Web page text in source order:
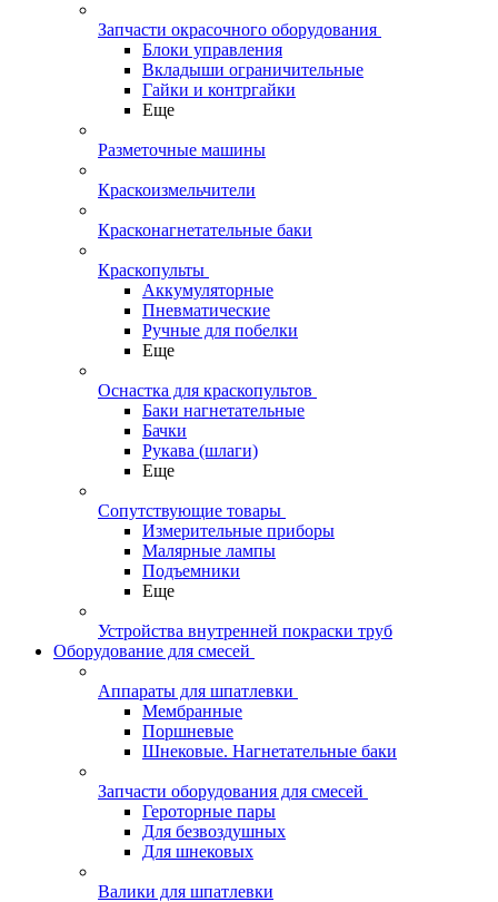
Запчасти окрасочного оборудования
Блоки управления
Вкладыши ограничительные
Гайки и контргайки
Еще
Разметочные машины
Краскоизмельчители
Красконагнетательные баки
Краскопульты
Аккумуляторные
Пневматические
Ручные для побелки
Еще
Оснастка для краскопультов
Баки нагнетательные
Бачки
Рукава (шлаги)
Еще
Сопутствующие товары
Измерительные приборы
Малярные лампы
Подъемники
Еще
Устройства внутренней покраски труб
Оборудование для смесей
Аппараты для шпатлевки
Мембранные
Поршневые
Шнековые. Нагнетательные баки
Запчасти оборудования для смесей
Героторные пары
Для безвоздушных
Для шнековых
Валики для шпатлевки